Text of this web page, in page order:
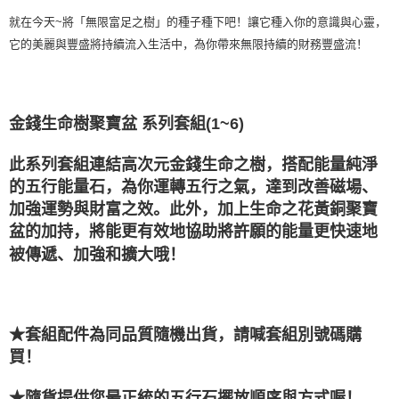
郵局幫你送（離島）
免运费
就在今天~將「無限富足之樹」的種子種下吧！讓它種入你的意識與心靈，
它的美麗與豐盛將持續流入生活中，為你帶來無限持續的財務豐盛流！
金錢生命樹聚寶盆 系列套組(1~6)
此系列套組連結高次元金錢生命之樹，搭配能量純淨
的五行能量石，為你運轉五行之氣，達到改善磁場、
加強運勢與財富之效。此外，加上生命之花黃銅聚寶
盆的加持，將能更有效地協助將許願的能量更快速地
被傳遞、加強和擴大哦！
★套組配件為同品質隨機出貨，請喊套組別號碼購
買！